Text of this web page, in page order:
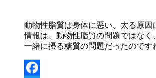
動物性脂質は身体に悪い、太る原因
情報は、動物性脂質の問題ではなく、
一緒に摂る糖質の問題だったのです